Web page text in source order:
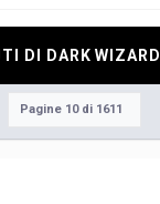
DI DARK WIZARD
Pagine 10 di 1611